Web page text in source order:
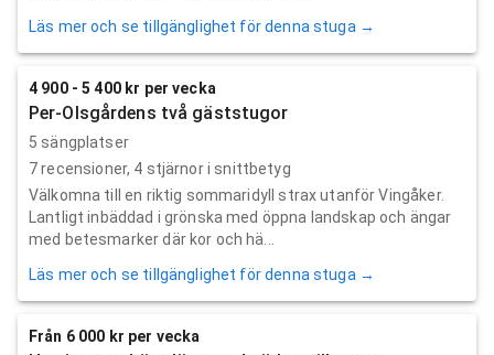
Läs mer och se tillgänglighet för denna stuga →
4 900 - 5 400 kr per vecka
Per-Olsgårdens två gäststugor
5 sängplatser
7recensioner, 4 stjärnor i snittbetyg
Välkomna till en riktig sommaridyll strax utanför Vingåker.
Lantligt inbäddad i grönska med öppna landskap och ängar
med betesmarker där kor och hä...
Läs mer och se tillgänglighet för denna stuga →
Från 6 000 kr per vecka